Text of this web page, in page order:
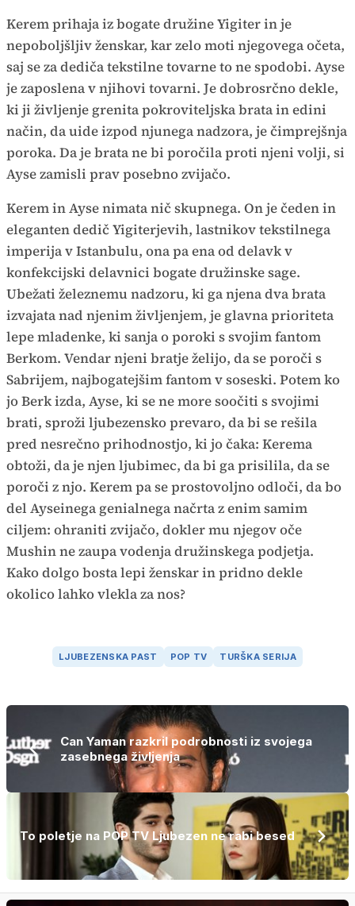
Kerem prihaja iz bogate družine Yigiter in je
nepoboljšljiv ženskar, kar zelo moti njegovega očeta,
saj se za dediča tekstilne tovarne to ne spodobi. Ayse
je zaposlena v njihovi tovarni. Je dobrosrčno dekle,
ki ji življenje grenita pokroviteljska brata in edini
način, da uide izpod njunega nadzora, je čimprejšnja
poroka. Da je brata ne bi poročila proti njeni volji, si
Ayse zamisli prav posebno zvijačo.
Kerem in Ayse nimata nič skupnega. On je čeden in
eleganten dedič Yigiterjevih, lastnikov tekstilnega
imperija v Istanbulu, ona pa ena od delavk v
konfekcijski delavnici bogate družinske sage.
Ubežati železnemu nadzoru, ki ga njena dva brata
izvajata nad njenim življenjem, je glavna prioriteta
lepe mladenke, ki sanja o poroki s svojim fantom
Berkom. Vendar njeni bratje želijo, da se poroči s
Sabrijem, najbogatejšim fantom v soseski. Potem ko
jo Berk izda, Ayse, ki se ne more soočiti s svojimi
brati, sproži ljubezensko prevaro, da bi se rešila
pred nesrečno prihodnostjo, ki jo čaka: Kerema
obtoži, da je njen ljubimec, da bi ga prisilila, da se
poroči z njo. Kerem pa se prostovoljno odloči, da bo
del Ayseinega genialnega načrta z enim samim
ciljem: ohraniti zvijačo, dokler mu njegov oče
Mushin ne zaupa vodenja družinskega podjetja.
Kako dolgo bosta lepi ženskar in pridno dekle
okolico lahko vlekla za nos?
LJUBEZENSKA PAST POP TV TURŠKA SERIJA
Can Yaman razkril podrobnosti iz svojega
zasebnega življenja
To poletje na POP TV Ljubezen ne rabi besed